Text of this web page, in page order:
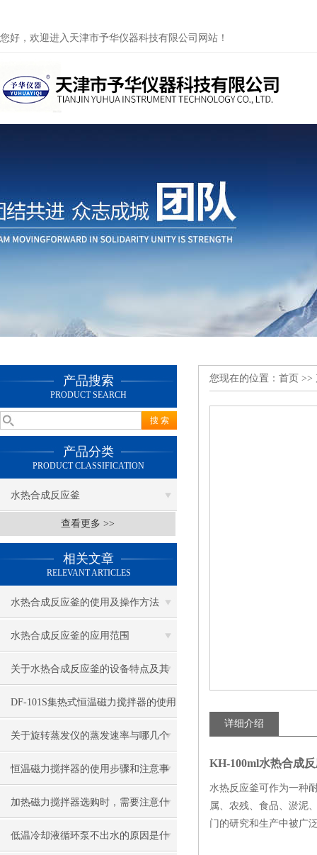
您好，欢迎进入天津市予华仪器科技有限公司网站！
产品搜索
PRODUCT SEARCH
产品分类
PRODUCT CLASSIFICATION
水热合成反应釜
查看更多 >>
相关文章
RELEVANT ARTICLES
水热合成反应釜的使用及操作方法
水热合成反应釜的应用范围
关于水热合成反应釜的设备特点及其
操作方法你都了解多少
DF-101S集热式恒温磁力搅拌器的使用
需要留意哪些问题?
关于旋转蒸发仪的蒸发速率与哪几个
因素有关你知道吗
恒温磁力搅拌器的使用步骤和注意事
项
加热磁力搅拌器选购时，需要注意什
么？
低温冷却液循环泵不出水的原因是什
您现在的位置： 首页 >>
详细介绍
KH-100ml水热合成
水热反应釜可作为一种
属、农残、食品、淤泥
门的研究和生产中被广